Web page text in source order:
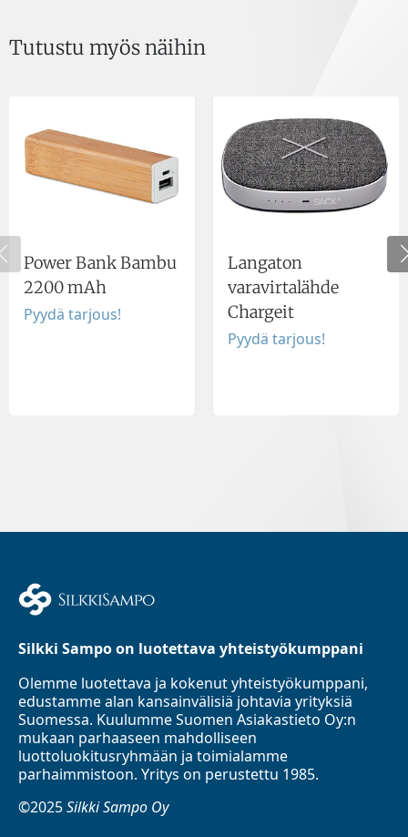
Tutustu myös näihin
Power Bank Bambu
2200 mAh
Pyydä tarjous!
Langaton
varavirtalähde
Chargeit
Pyydä tarjous!
Silkki Sampo on luotettava yhteistyökumppani
Olemme luotettava ja kokenut yhteistyökumppani,
edustamme alan kansainvälisiä johtavia yrityksiä
Suomessa. Kuulumme Suomen Asiakastieto Oy:n
mukaan parhaaseen mahdolliseen
luottoluokitusryhmään ja toimialamme
parhaimmistoon. Yritys on perustettu 1985.
©2025Silkki Sampo Oy